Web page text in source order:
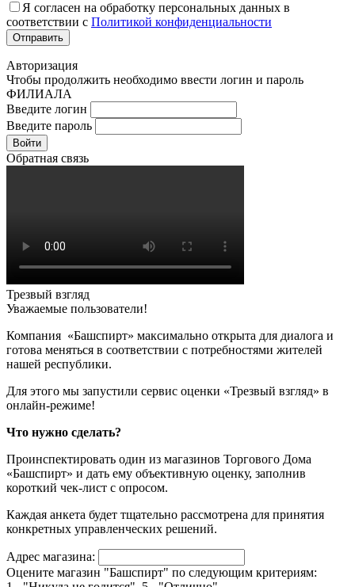
Я согласен на обработку персональных данных в
соответствии с Политикой конфиденциальности
Авторизация
Чтобы продолжить необходимо ввести логин и пароль
ФИЛИАЛА
Введите логин
Введите пароль
Войти
Обратная связь
Трезвый взгляд
Уважаемые пользователи!
Компания «Башспирт» максимально открыта для диалога и
готова меняться в соответствии с потребностями жителей
нашей республики.
Для этого мы запустили сервис оценки «Трезвый взгляд» в
онлайн-режиме!
Что нужно сделать?
Проинспектировать один из магазинов Торгового Дома
«Башспирт» и дать ему объективную оценку, заполнив
короткий чек-лист с опросом.
Каждая анкета будет тщательно рассмотрена для принятия
конкретных управленческих решений.
Адрес магазина:
Оцените магазин "Башспирт" по следующим критериям: